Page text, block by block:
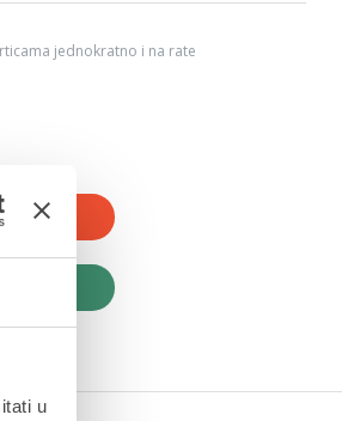
u
jednokratno i na rate